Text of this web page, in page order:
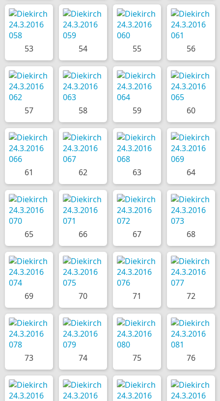
53 54 55 56
57 58 59 60
61 62 63 64
65 66 67 68
69 70 71 72
73 74 75 76